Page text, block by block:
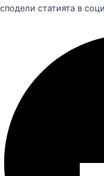
сподели статията в